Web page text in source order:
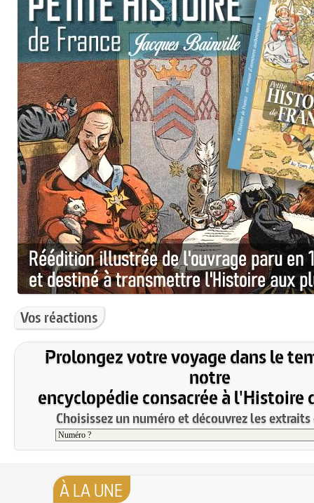
Vos réactions
Prolongez votre voyage dans le
notre
encyclopédie consacrée à l'Histoire
Choisissez un numéro et découvrez les
À LA UNE